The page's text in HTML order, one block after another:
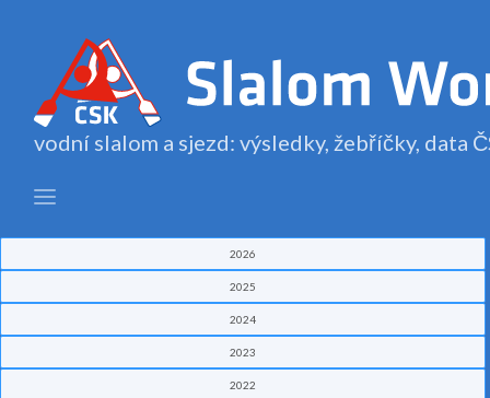
vodní slalom a sjezd: výsledky, žebříčky, data
2026
2025
2024
2023
2022